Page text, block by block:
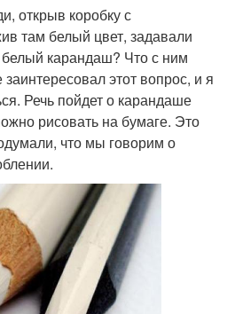
открыв коробку с
там белый цвет, задавали
карандаш? Что с ним
этот вопрос, и я
Речь пойдет о карандаше
рисовать на бумаге. Это
что мы говорим о